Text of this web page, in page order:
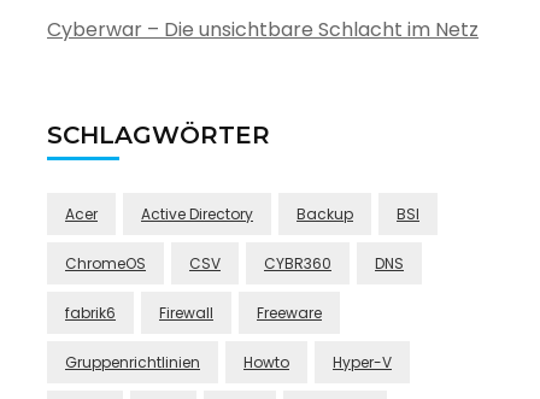
Cyberwar – Die unsichtbare Schlacht im Netz
SCHLAGWÖRTER
Acer Active Directory Backup BSI
ChromeOS CSV CYBR360 DNS
fabrik6 Firewall Freeware
Gruppenrichtlinien Howto Hyper-V